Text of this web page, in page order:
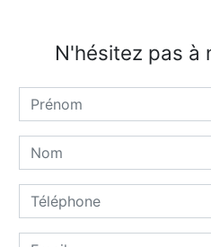
N'hésitez pas à